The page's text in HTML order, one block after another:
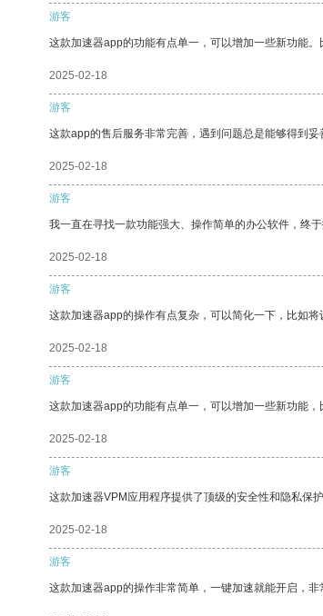
游客
这款加速器app的功能有点单一，可以增加一些新功能
2025-02-18
游客
这款app的售后服务非常完善，遇到问题总是能够得到妥
2025-02-18
游客
我一直在寻找一款功能强大、操作简单的办公软件，终
2025-02-18
游客
这款加速器app的操作有点复杂，可以简化一下，比如将
2025-02-18
游客
这款加速器app的功能有点单一，可以增加一些新功能，
2025-02-18
游客
这款加速器VPM应用程序提供了顶级的安全性和隐私保护
2025-02-18
游客
这款加速器app的操作非常简单，一键加速就能开启，非